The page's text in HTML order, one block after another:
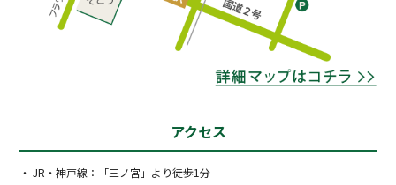
アクセス
・ JR・神戸線：「三ノ宮」より徒歩1分